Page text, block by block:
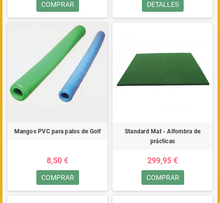
COMPRAR DETALLES
Mangos PVC para palos de Golf
8,50 €
COMPRAR
Standard Mat - Alfombra de
prácticas
299,95 €
COMPRAR